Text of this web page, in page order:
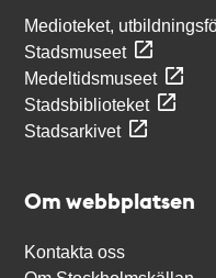
Medioteket,
Stadsmuseet
Medeltidsmuseet
Stadsbiblioteket
Stadsarkivet
Om webbplatsen
Kontakta oss